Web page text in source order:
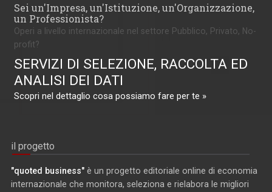
Sei un'Impresa, un'Istituzione, un'Organizzazione,
un Professionista?
Operi a livello internazionale nel settore Pubblico, Privato, No-
profit?
SERVIZI DI SELEZIONE, RACCOLTA ED
ANALISI DEI DATI
Scopri nel dettaglio cosa possiamo fare per te »
il progetto
"quoted business" è un progetto editoriale online di economia
internazionale che monitora, seleziona e rielabora le migliori